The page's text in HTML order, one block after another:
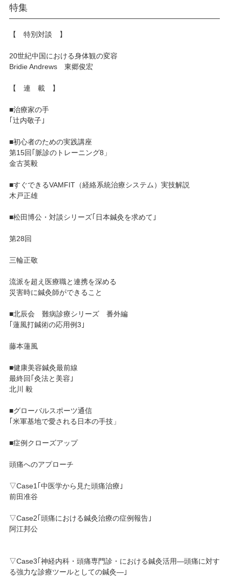
特集
【 特別対談 】
20世紀中国における身体観の変容
Bridie Andrews 東郷俊宏
【 連 載 】
■治療家の手
｢辻内敬子｣
■初心者のための実践講座
第15回｢脈診のトレーニング8」
金古英毅
■すぐできるVAMFIT（経絡系統治療システム）実技解説
木戸正雄
■松田博公・対談シリーズ｢日本鍼灸を求めて｣
第28回
三輪正敬
流派を超え医療職と連携を深める
災害時に鍼灸師ができること
■北辰会 難病診療シリーズ 番外編
｢蓮風打鍼術の応用例3｣
藤本蓮風
■健康美容鍼灸最前線
最終回｢灸法と美容｣
北川 毅
■グローバルスポーツ通信
｢米軍基地で愛される日本の手技」
■症例クローズアップ
頭痛へのアプローチ
▽Case1｢中医学から見た頭痛治療｣
前田准谷
▽Case2｢頭痛における鍼灸治療の症例報告｣
阿江邦公
▽Case3｢神経内科・頭痛専門診・における鍼灸活用―頭痛に対す
る強力な診療ツールとしての鍼灸―｣